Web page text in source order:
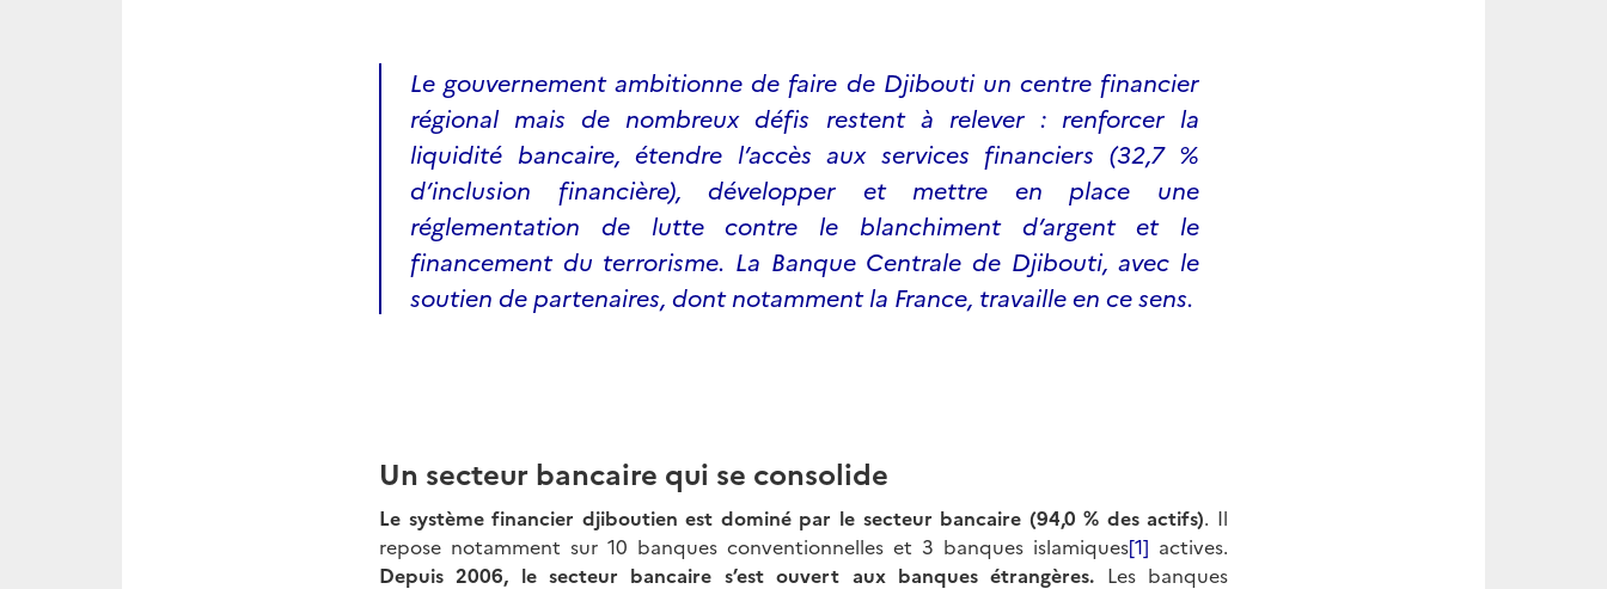
Le gouvernement ambitionne de faire de Djibouti un centre financier
régional mais de nombreux défis restent à relever : renforcer la
liquidité bancaire, étendre l’accès aux services financiers (32,7 %
d’inclusion financière), développer et mettre en place une
réglementation de lutte contre le blanchiment d’argent et le
financement du terrorisme. La Banque Centrale de Djibouti, avec le
soutien de partenaires, dont notamment la France, travaille en ce sens.
Un secteur bancaire qui se consolide
Le système financier djiboutien est dominé par le secteur bancaire (94,0 % des actifs). Il
repose notamment sur 10 banques conventionnelles et 3 banques islamiques[1] actives.
Depuis 2006, le secteur bancaire s’est ouvert aux banques étrangères. Les banques